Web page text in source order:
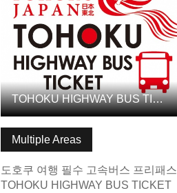
Multiple Areas
도호쿠 여행 필수 고속버스 프리패스
TOHOKU HIGHWAY BUS TICKET
TOHOKU HIGHWAY BUS TICKET: 윈터 세일 개최! 안전하고 쾌적한…